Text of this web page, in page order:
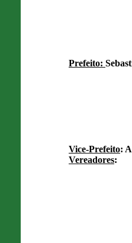
Prefeito:
Vice-Prefeito:
Vereadores: